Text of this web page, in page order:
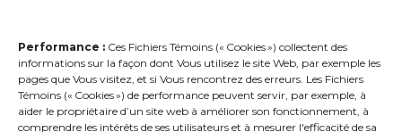
Performance : Ces Fichiers Témoins (« Cookies ») collectent des
informations sur la façon dont Vous utilisez le site Web, par exemple les
pages que Vous visitez, et si Vous rencontrez des erreurs. Les Fichiers
Témoins (« Cookies ») de performance peuvent servir, par exemple, à
aider le propriétaire d’un site web à améliorer son fonctionnement, à
comprendre les intérêts de ses utilisateurs et à mesurer l'efficacité de sa
Appel sur cellulaire
Texto
Courriel
Via la page Facebook